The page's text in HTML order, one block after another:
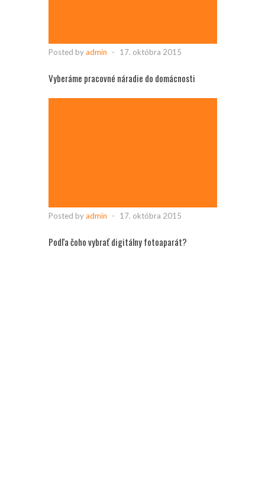
Posted byadmin - 17. októbra 2015
Vyberáme pracovné náradie do domácnosti
Posted byadmin - 17. októbra 2015
Podľa čoho vybrať digitálny fotoaparát?